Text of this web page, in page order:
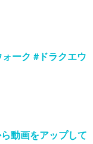
ーク #ドラクエウ
動画をアップして